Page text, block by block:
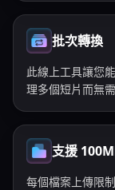
批次轉換
此線上工具讓您
理多個短片而無
支援
每個檔案上傳限